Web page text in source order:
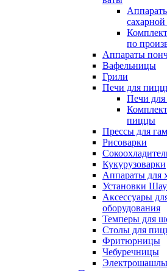
по
Аппараты
Вафельницы
Грили
Печи для
Печи
пиццы
Прессы для
Рисоварки
Кукурузоварки
Аппараты для
Установки
Аксессуары
оборудования
Темперы для
Столы для
Фритюрницы
Чебуречницы